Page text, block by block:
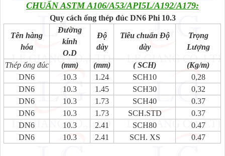
CHUẨN ASTM A106/A53/API5L/A192/A179:
Quy cách ống thép đúc DN6 Phi 10.3
Tên hàng
hóa
Đường
kính
O.D
Độ
dày
Tiêu chuẩn Độ
dày
Trọng
Lượng
Thép ống đúc (mm) (mm) ( SCH)
(Kg/m)
DN6
10.3 1.24 SCH10
0,28
DN6
10.3 1.45 SCH30
0,32
DN6
10.3 1.73 SCH40
0.37
DN6
10.3 1.73 SCH.STD
0.37
DN6
10.3 2.41 SCH80
0.47
DN6
10.3 2.41 SCH. XS 0.47